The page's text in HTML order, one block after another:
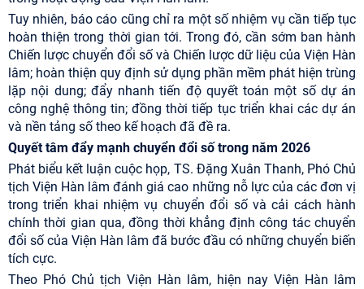
Tuy nhiên, báo cáo cũng chỉ ra một số nhiệm vụ cần tiếp tục
hoàn thiện trong thời gian tới. Trong đó, cần sớm ban hành
Chiến lược chuyển đổi số và Chiến lược dữ liệu của Viện Hàn
lâm; hoàn thiện quy định sử dụng phần mềm phát hiện trùng
lặp nội dung; đẩy nhanh tiến độ quyết toán một số dự án
công nghệ thông tin; đồng thời tiếp tục triển khai các dự án
và nền tảng số theo kế hoạch đã đề ra.
Quyết tâm đẩy mạnh chuyển đổi số trong năm 2026
Phát biểu kết luận cuộc họp, TS. Đặng Xuân Thanh, Phó Chủ
tịch Viện Hàn lâm đánh giá cao những nỗ lực của các đơn vị
trong triển khai nhiệm vụ chuyển đổi số và cải cách hành
chính thời gian qua, đồng thời khẳng định công tác chuyển
đổi số của Viện Hàn lâm đã bước đầu có những chuyển biến
tích cực.
Theo Phó Chủ tịch Viện Hàn lâm, hiện nay Viện Hàn lâm